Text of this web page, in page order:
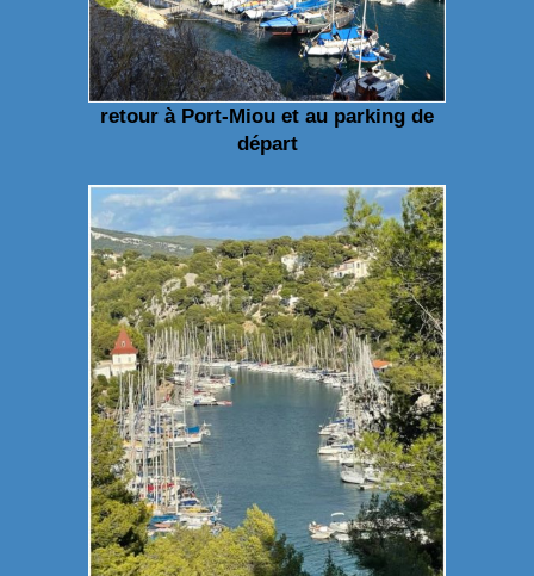
retour à Port-Miou et au parking de
départ